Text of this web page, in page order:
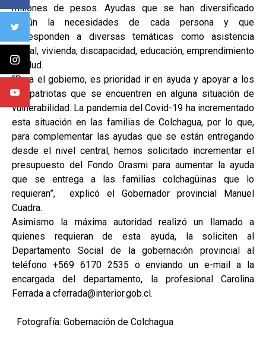
millones de pesos. Ayudas que se han diversificado
según la necesidades de cada persona y que
corresponden a diversas temáticas como asistencia
social, vivienda, discapacidad, educación, emprendimiento
y salud.
“Para el gobierno, es prioridad ir en ayuda y apoyar a los
compatriotas que se encuentren en alguna situación de
vulnerabilidad. La pandemia del Covid-19 ha incrementado
esta situación en las familias de Colchagua, por lo que,
para complementar las ayudas que se están entregando
desde el nivel central, hemos solicitado incrementar el
presupuesto del Fondo Orasmi para aumentar la ayuda
que se entrega a las familias colchagüinas que lo
requieran”, explicó el Gobernador provincial Manuel
Cuadra.
Asimismo la máxima autoridad realizó un llamado a
quienes requieran de esta ayuda, la soliciten al
Departamento Social de la gobernación provincial al
teléfono +569 6170 2535 o enviando un e-mail a la
encargada del departamento, la profesional Carolina
Ferrada a cferrada@interior.gob.cl.
Fotografía: Gobernación de Colchagua